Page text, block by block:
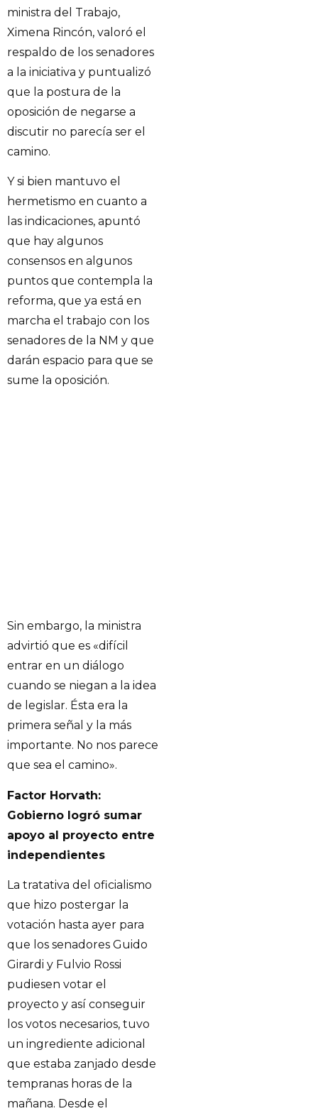
ministra del Trabajo,
Ximena Rincón, valoró el
respaldo de los senadores
a la iniciativa y puntualizó
que la postura de la
oposición de negarse a
discutir no parecía ser el
camino.
Y si bien mantuvo el
hermetismo en cuanto a
las indicaciones, apuntó
que hay algunos
consensos en algunos
puntos que contempla la
reforma, que ya está en
marcha el trabajo con los
senadores de la NM y que
darán espacio para que se
sume la oposición.
Sin embargo, la ministra
advirtió que es «difícil
entrar en un diálogo
cuando se niegan a la idea
de legislar. Ésta era la
primera señal y la más
importante. No nos parece
que sea el camino».
Factor Horvath:
Gobierno logró sumar
apoyo al proyecto entre
independientes
La tratativa del oficialismo
que hizo postergar la
votación hasta ayer para
que los senadores Guido
Girardi y Fulvio Rossi
pudiesen votar el
proyecto y así conseguir
los votos necesarios, tuvo
un ingrediente adicional
que estaba zanjado desde
tempranas horas de la
mañana. Desde el